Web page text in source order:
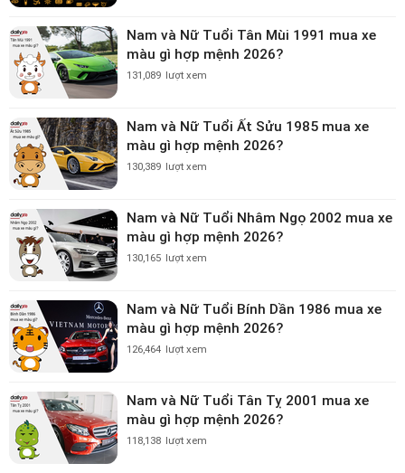
Nam và Nữ Tuổi Tân Mùi 1991 mua xe
màu gì hợp mệnh 2026?
131,089 lượt xem
Nam và Nữ Tuổi Ất Sửu 1985 mua xe
màu gì hợp mệnh 2026?
130,389 lượt xem
Nam và Nữ Tuổi Nhâm Ngọ 2002 mua xe
màu gì hợp mệnh 2026?
130,165 lượt xem
Nam và Nữ Tuổi Bính Dần 1986 mua xe
màu gì hợp mệnh 2026?
126,464 lượt xem
Nam và Nữ Tuổi Tân Tỵ 2001 mua xe
màu gì hợp mệnh 2026?
118,138 lượt xem